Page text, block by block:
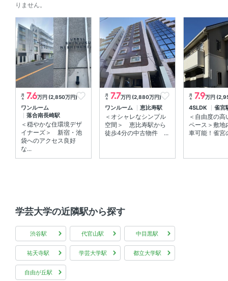
緊急サポート 19800円/2年
リノベーション
-
その他初期費用
町内会費：300円/月※契約時2年分一括領収（7200円）
備考
月光原小学校,第七中学校
入居 相談
取引態様 一般
情報更新日
りません。
月
々 7.6万円 (2,850万円)
ワンルーム
落合南長崎駅
＜穏やかな住環境デザ
イナーズ＞ 新宿・池
袋へのアクセス良好
な...
月
々 7.7万円 (2,880万円)
ワンルーム 恵比寿駅
＜オシャレなシンプル
空間＞ 恵比寿駅から
徒歩4分の中古物件 ...
月
々 7.9万円
4SLDK 雀宮
＜自由度の高
ペース＞敷地
車可能！雀宮
学芸大学の近隣駅から探す
渋谷駅 代官山駅 中目黒駅
祐天寺駅 学芸大学駅 都立大学駅
自由が丘駅